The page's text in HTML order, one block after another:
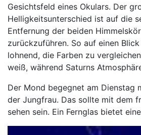
Gesichtsfeld eines Okulars. Der
Helligkeitsunterschied ist auf die
Entfernung der beiden
zurückzuführen. So auf einen
lohnend, die Farben zu
weiß, während Saturns
Der Mond begegnet am Dienstag
der Jungfrau. Das sollte mit dem
sehen sein. Ein Fernglas bietet